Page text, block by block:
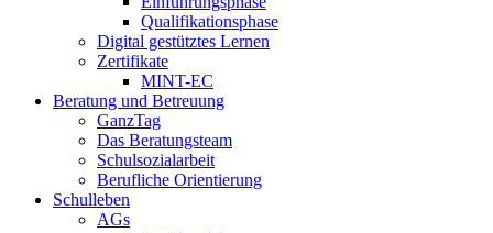
Qualifikationsphase
Digital gestütztes Lernen
Zertifikate
MINT-EC
Beratung und Betreuung
GanzTag
Das Beratungsteam
Schulsozialarbeit
Berufliche Orientierung
Schulleben
AGs